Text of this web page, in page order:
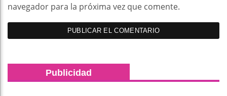
navegador para la próxima vez que comente.
Publicidad